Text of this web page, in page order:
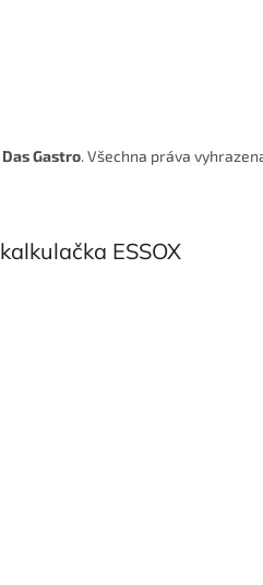
Das Gastro. Všechna práva
ESSOX